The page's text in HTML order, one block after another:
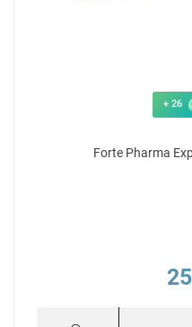
+ 26
Forte Pharma